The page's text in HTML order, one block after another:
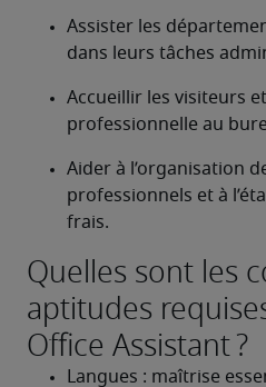
Assister les
dans leurs tâches
Accueillir les visiteurs
professionnelle au
Aider à l’organisation
professionnels et à
frais.
Quelles sont les
aptitudes
Office Assistant ?
Langues : maîtrise